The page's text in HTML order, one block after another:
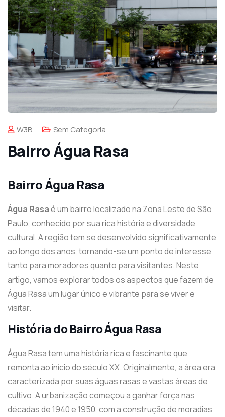
W3B Sem Categoria
Bairro Água Rasa
Bairro Água Rasa
Água Rasaé um bairro localizado na Zona Leste de São
Paulo, conhecido por sua rica história e diversidade
cultural. A região tem se desenvolvido significativamente
ao longo dos anos, tornando-se um ponto de interesse
tanto para moradores quanto para visitantes. Neste
artigo, vamos explorar todos os aspectos que fazem de
Água Rasa um lugar único e vibrante para se viver e
visitar.
História do Bairro Água Rasa
Água Rasa tem uma história rica e fascinante que
remonta ao início do século XX. Originalmente, a área era
caracterizada por suas águas rasas e vastas áreas de
cultivo. A urbanização começou a ganhar força nas
décadas de 1940 e 1950, com a construção de moradias